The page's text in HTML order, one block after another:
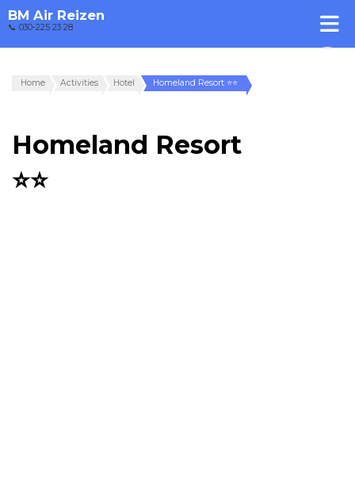
BM Air Reizen
📞 030-225 23 28
Home Activities Hotel Homeland Resort ⭐⭐
Homeland Resort
⭐⭐